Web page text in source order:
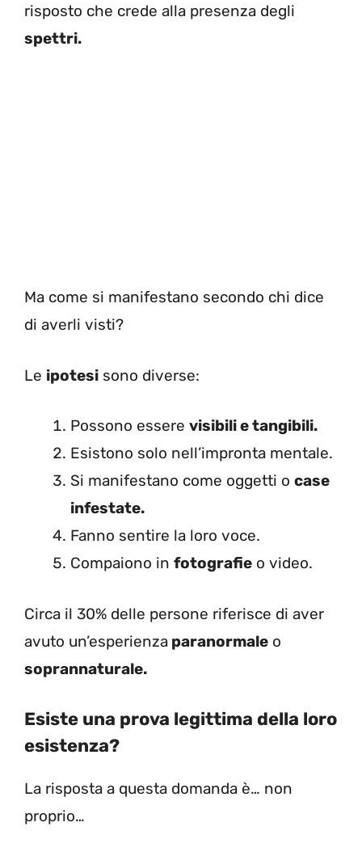
risposto che crede alla presenza degli
spettri.
Ma come si manifestano secondo chi dice
di averli visti?
Le ipotesi sono diverse:
Possono essere visibili e tangibili.
Esistono solo nell’impronta mentale.
Si manifestano come oggetti o case
infestate.
Fanno sentire la loro voce.
Compaiono in fotografie o video.
Circa il 30% delle persone riferisce di aver
avuto un’esperienza paranormale o
soprannaturale.
Esiste una prova legittima della loro
esistenza?
La risposta a questa domanda è… non
proprio…